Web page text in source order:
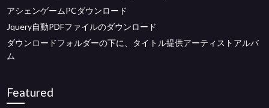
アシェンゲームPCダウンロード
Jquery自動PDFファイルのダウンロード
ダウンロードフォルダーの下に、タイトル提供アーティストアルバ
ム
Featured